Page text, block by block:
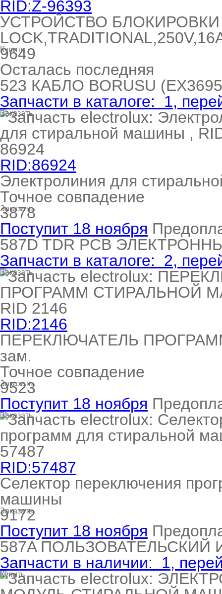
RID:Z-96393
УСТРОЙСТВО БЛОКИРОВКИ
Купить
9649
Осталась последняя
523 КАБЛО BORUSU
Запчасти в каталоге:
1,
Заказать
RID:86924
Электролиния для
Точное совпадение
Заказать
3878
Поступит 18 ноября
587D TDR PCB
Запчасти в каталоге:
2,
Заказать
RID:2146
ПЕРЕКЛЮЧАТЕЛЬ
зам.
Точное совпадение
Заказать
9523
Поступит 18 ноября
Заказать
RID:57487
Селектор переключения
машины
Заказать
9172
Поступит 18 ноября
587A ПОЛЬЗОВАТЕЛЬСКИЙ
Запчасти в наличии:
1,
Купить